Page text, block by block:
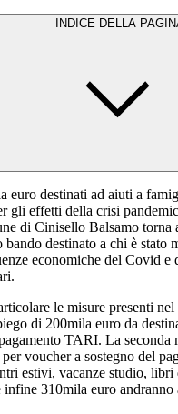
INDICE DELLA
euro destinati ad aiuti a
gli effetti della crisi
di Cinisello Balsamo torna
bando destinato a chi è stato
economiche del Covid e
le misure presenti
di 200mila euro da
TARI. La seconda
voucher a sostegno del
estivi, vacanze studio, libri
310mila euro andranno